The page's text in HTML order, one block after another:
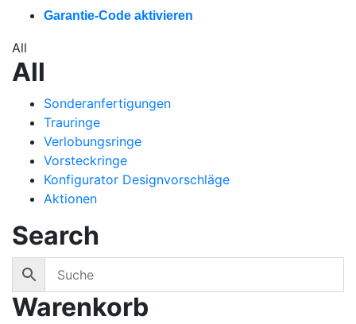
Garantie-Code aktivieren
All
All
Sonderanfertigungen
Trauringe
Verlobungsringe
Vorsteckringe
Konfigurator Designvorschläge
Aktionen
Search
Warenkorb